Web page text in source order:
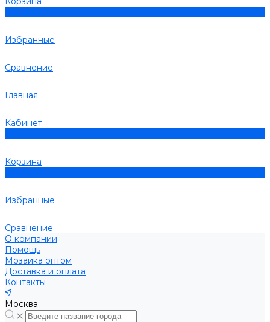
Избранные
Сравнение
Главная
Кабинет
Корзина
Избранные
Сравнение
О компании
Помощь
Мозаика оптом
Доставка и оплата
Контакты
Москва